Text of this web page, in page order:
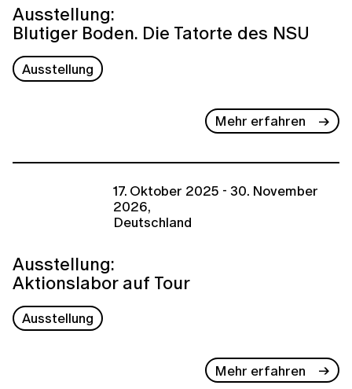
Ausstellung:
Blutiger Boden. Die Tatorte des NSU
Ausstellung
Mehr erfahren
17. Oktober 2025 - 30. November
2026,
Deutschland
Ausstellung:
Aktionslabor auf Tour
Ausstellung
Mehr erfahren